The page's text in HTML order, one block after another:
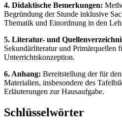
4. Didaktische Bemerkungen:
Begründung der Stunde inklusive
Thematik und Einordnung in den
5. Literatur- und
Sekundärliteratur und Primärquellen
Unterrichtskonzeption.
6. Anhang: Bereitstellung der für
Materialien, insbesondere des
Erläuterungen zur Hausaufgabe.
Schlüsselwörter